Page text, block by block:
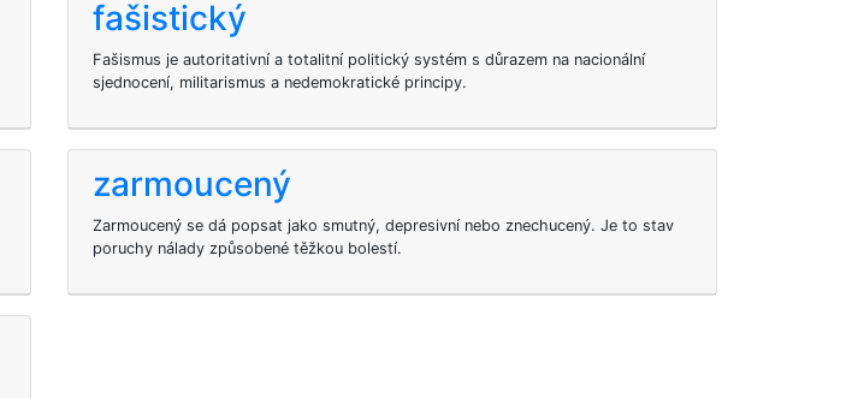
fašistický
Fašismus je autoritativní a totalitní politický systém s důrazem na nacionální
sjednocení, militarismus a nedemokratické principy.
zarmoucený
Zarmoucený se dá popsat jako smutný, depresivní nebo znechucený. Je to stav
poruchy nálady způsobené těžkou bolestí.